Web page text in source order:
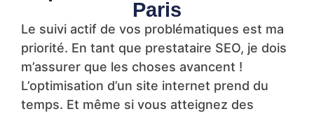
Paris
Le suivi actif de vos problématiques est ma
priorité. En tant que prestataire SEO, je dois
m’assurer que les choses avancent !
L’optimisation d’un site internet prend du
temps. Et même si vous atteignez des